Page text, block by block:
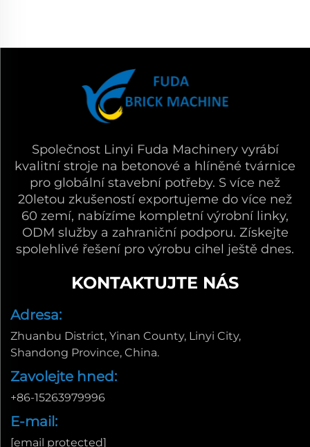
Společnost Linyi Fuda Machinery vyrábí
kvalitní stroje na betonové a hlíněné tvárnice
pro globální stavební potřeby. S více než
20letou zkušeností exportujeme do více než
60 zemí, nabízíme kompletní výrobní linky,
ODM služby a zahraniční podporu. Získejte
spolehlivé řešení pro výrobu cihel ještě dnes.
KONTAKTUJTE NÁS
Adresa:
Zhuanbu District, Yinan County, Linyi City,
Shandong Province, China.
Zavolejte hned:
+86-15263979996
E-mail:
[email protected]